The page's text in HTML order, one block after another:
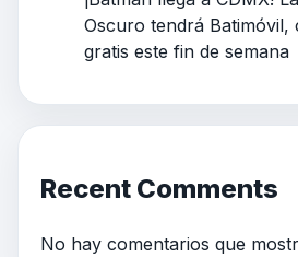
Oscuro tendrá Batimóvil,
gratis este fin de semana
Recent Comments
No hay comentarios que